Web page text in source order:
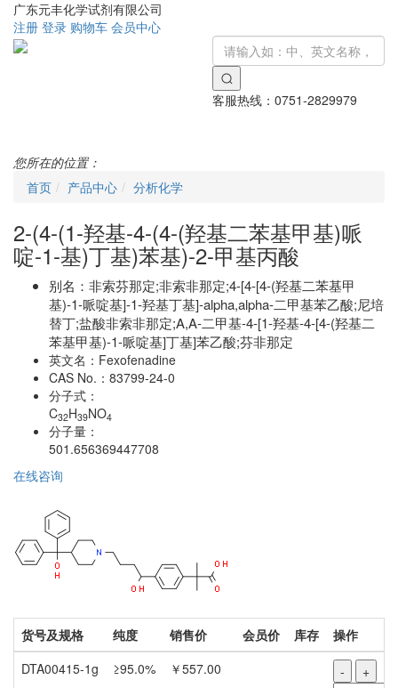
广东元丰化学试剂有限公司
注册 登录 购物车 会员中心
客服热线： 0751-2829979
您所在的位置：
首页
产品中心 分析化学
2-(4-(1-羟基-4-(4-(羟基二苯基甲基)哌
啶-1-基)丁基)苯基)-2-甲基丙酸
别名： 非索芬那定;非索非那定;4-[4-[4-(羟基二苯基甲
基)-1-哌啶基]-1-羟基丁基]-alpha,alpha-二甲基苯乙酸;尼培
替丁;盐酸非索非那定;Α,Α-二甲基-4-[1-羟基-4-[4-(羟基二
苯基甲基)-1-哌啶基]丁基]苯乙酸;芬非那定
英文名： Fexofenadine
CAS No.： 83799-24-0
分子式：
C32H39NO4
分子量：
501.656369447708
在线咨询
货号及规格 纯度 销售价 会员价 库存
操作
DTA00415-1g
≥95.0% ￥557.00 - +